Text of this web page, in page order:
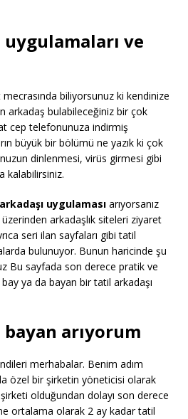
ve
biliyorsunuz ki kendinize
arkadaş bulabileceğiniz bir çok
cep telefonunuza indirmiş
büyük bir bölümü ne yazık ki çok
dinlenmesi, virüs girmesi gibi
kalabilirsiniz.
uygulaması arıyorsanız
arkadaşlık siteleri ziyaret
seri ilan sayfaları gibi tatil
bulunuyor. Bunun haricinde şu
Bu sayfada son derece pratik ve
ya da bayan bir tatil arkadaşı
arıyorum
merhabalar. Benim adım
özel bir şirketin yöneticisi olarak
olduğundan dolayı son derece
ortalama olarak 2 ay kadar tatil